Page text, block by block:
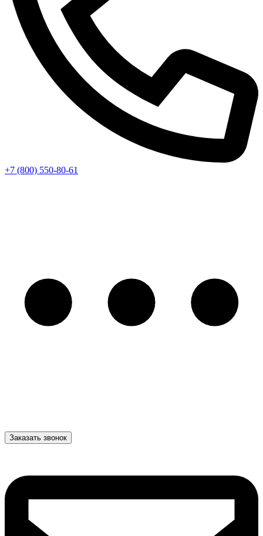
+7 (800) 550-80-61
Заказать звонок